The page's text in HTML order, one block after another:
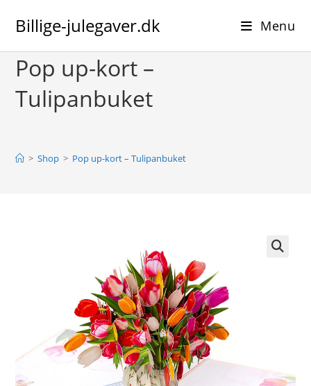
Billige-julegaver.dk Menu
Pop up-kort –
Tulipanbuket
> Shop > Pop up-kort – Tulipanbuket